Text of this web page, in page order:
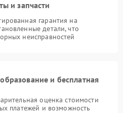
и запчасти
гарантия на
детали, что
неисправностей
и бесплатная
оценка стоимости
платежей и возможность